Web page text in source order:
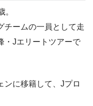
。
チームの一員として走
・Jエリートツアーで
ンに移籍して、Jプロ